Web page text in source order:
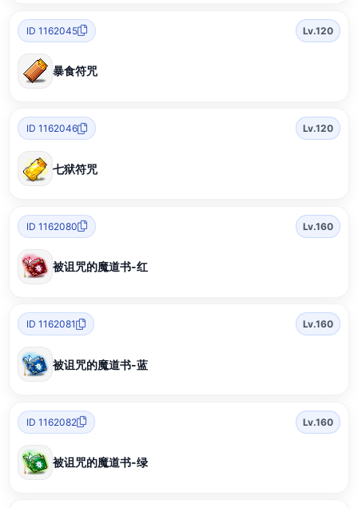
ID 1162045 Lv.120
暴食符咒
ID 1162046 Lv.120
七狱符咒
ID 1162080 Lv.160
被诅咒的魔道书-红
ID 1162081 Lv.160
被诅咒的魔道书-蓝
ID 1162082 Lv.160
被诅咒的魔道书-绿